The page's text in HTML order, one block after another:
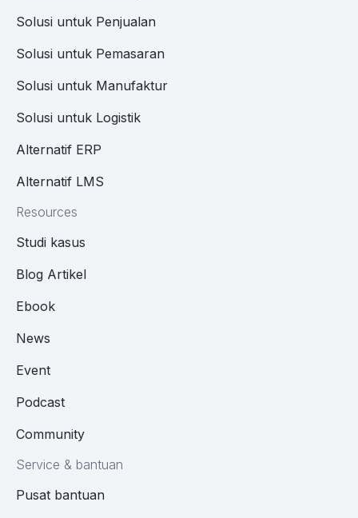
Solusi untuk Penjualan
Solusi untuk Pemasaran
Solusi untuk Manufaktur
Solusi untuk Logistik
Alternatif ERP
Alternatif LMS
Resources
Studi kasus
Blog Artikel
Ebook
News
Event
Podcast
Community
Service & bantuan
Pusat bantuan